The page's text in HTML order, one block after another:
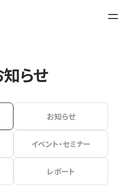
知らせ
お知らせ
イベント・セミナー
レポート